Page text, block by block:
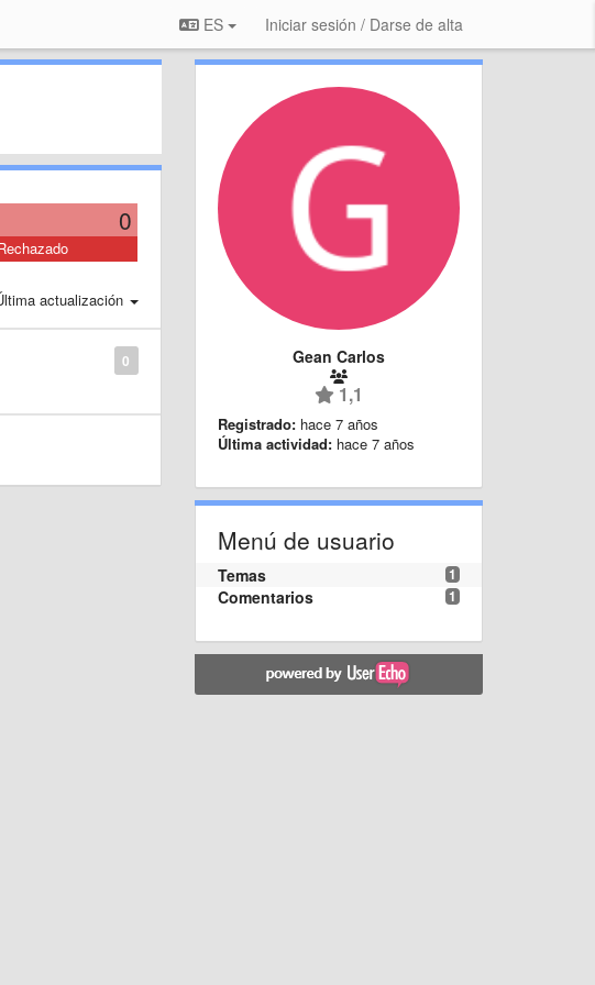
ES Iniciar sesión / Darse de alta
0
actualización
0 Gean Carlos
1,1
Registrado: hace 7 años
Última actividad: hace 7 años
Menú de usuario
1
Temas
1
Comentarios